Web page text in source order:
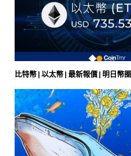
比特幣 | 以太幣 | 最新報價 | 明日幣圈